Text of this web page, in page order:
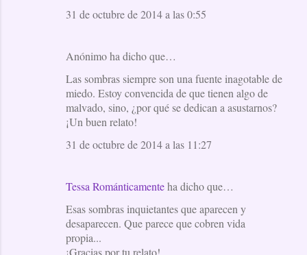
31 de octubre de 2014 a las 0:55
Anónimo ha dicho que…
Las sombras siempre son una fuente inagotable de
miedo. Estoy convencida de que tienen algo de
malvado, sino, ¿por qué se dedican a asustarnos?
¡Un buen relato!
31 de octubre de 2014 a las 11:27
Tessa Románticamenteha dicho que…
Esas sombras inquietantes que aparecen y
desaparecen. Que parece que cobren vida
propia...
¡Gracias por tu relato!